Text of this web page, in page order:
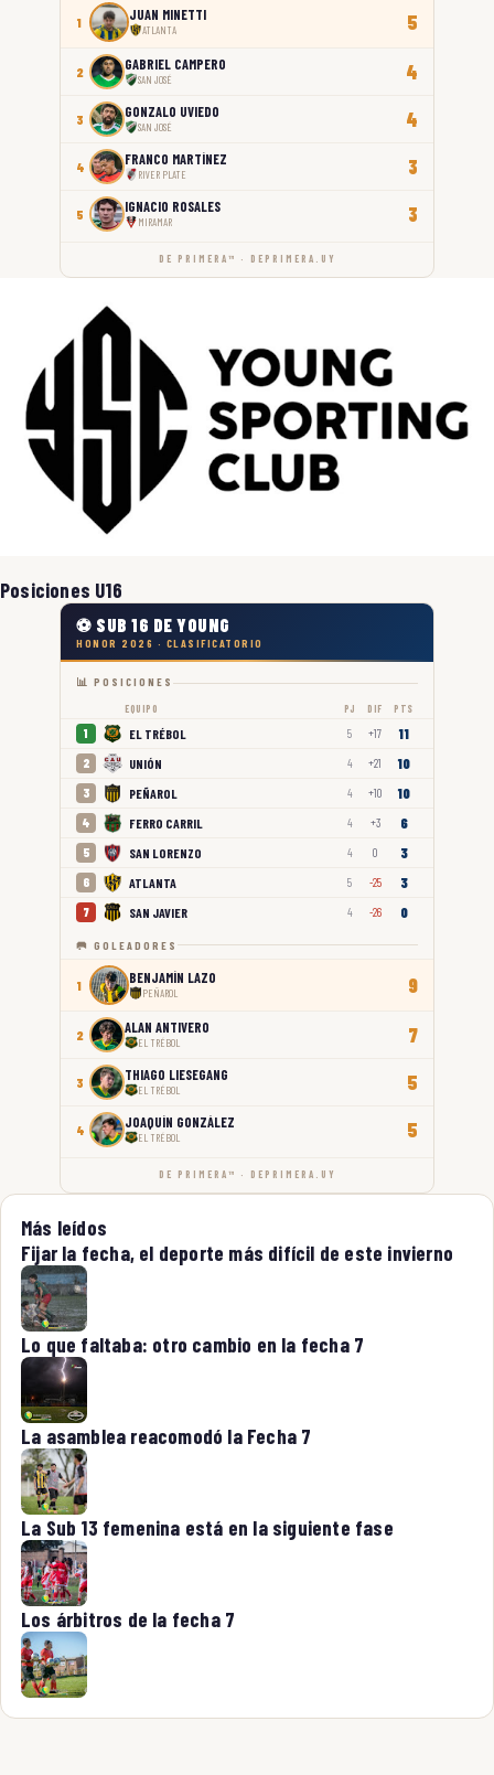
1 JUAN MINETTI
ATLANTA 5
2 GABRIEL CAMPERO
SAN JOSÉ 4
3 GONZALO UVIEDO
SAN JOSÉ 4
4 FRANCO MARTÍNEZ
RIVER PLATE 3
5 IGNACIO ROSALES
MIRAMAR 3
DE PRIMERA™ · DEPRIMERA.UY
Posiciones U16
⚽ SUB 16 DE YOUNG
HONOR 2026 · CLASIFICATORIO
📊 POSICIONES
EQUIPO PJ DIF PTS
1 EL TRÉBOL 5 +17 11
2 UNIÓN 4 +21 10
3 PEÑAROL 4 +10 10
4 FERRO CARRIL 4 +3 6
5 SAN LORENZO 4 0 3
6 ATLANTA 5 -25 3
7 SAN JAVIER 4 -26 0
🥅 GOLEADORES
1 BENJAMÍN LAZO
PEÑAROL 9
2 ALAN ANTIVERO
EL TRÉBOL 7
3 THIAGO LIESEGANG
EL TRÉBOL 5
4 JOAQUÍN GONZÁLEZ
EL TRÉBOL 5
DE PRIMERA™ · DEPRIMERA.UY
Más leídos
Fijar la fecha, el deporte más difícil de este invierno
Lo que faltaba: otro cambio en la fecha 7
La asamblea reacomodó la Fecha 7
La Sub 13 femenina está en la siguiente fase
Los árbitros de la fecha 7